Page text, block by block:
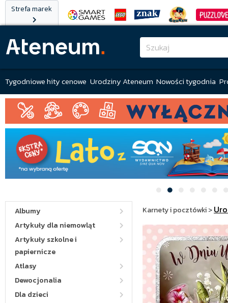
Strefa marek
Tygodniowe hity cenowe Urodziny Ateneum Nowości tygodnia
Albumy
Artykuły dla niemowląt
Artykuły szkolne i
papiernicze
Atlasy
Dewocjonalia
Dla dzieci
Karnety i pocztówki>